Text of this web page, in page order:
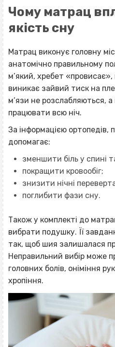
Чому матрац
якість сну
Матрац виконує головну
анатомічно правильному
м’який, хребет
виникає зайвий тиск на
м’язи не розслабляються,
працювати всю ніч.
За інформацією ортопедів,
допомагає:
зменшити біль у спині
покращити кровообіг;
знизити нічні
поглибити фази сну.
Також у комплекті до
вибрати подушку. Її
так, щоб шия залишалася
Неправильний вибір може
головних болів, оніміння
хропіння.